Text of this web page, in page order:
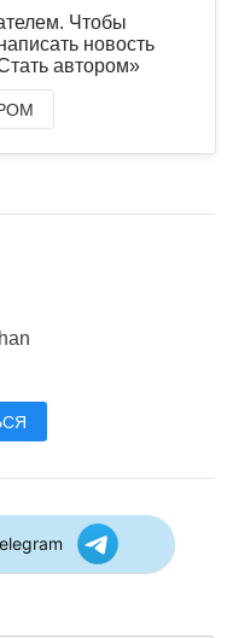
Чтобы
новость
автором»